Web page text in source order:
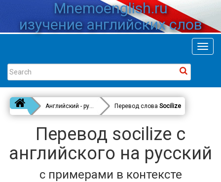
Mnemoenglish.ru
изучение английских слов
Английский - русский Перевод слова Socilize
Перевод socilize с
английского на русский
с примерами в контексте